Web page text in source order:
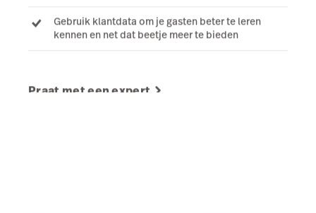
Gebruik klantdata om je gasten beter te leren
kennen en net dat beetje meer te bieden
Praat met een expert